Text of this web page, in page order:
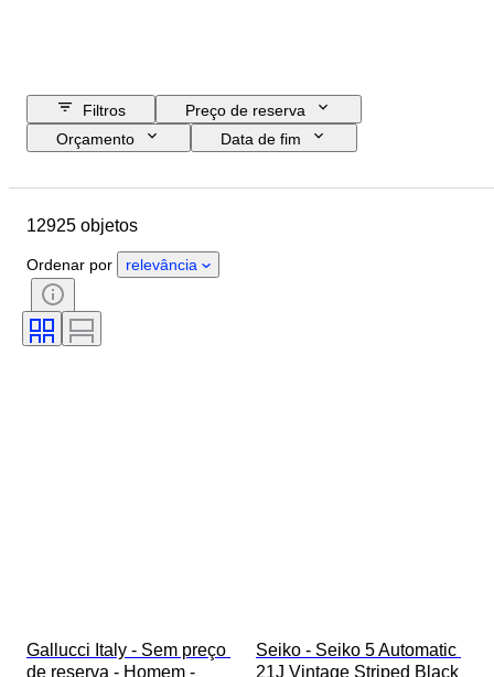
Filtros
Preço de reserva
Orçamento
Data de fim
Comprimento da bracelete do relógio
País de origem
Material
Género
Período
Edição
12925 objetos
Ordenar por relevância
Gallucci Italy - Sem preço
de reserva - Homem -
Seiko - Seiko 5 Automatic
21J Vintage Striped Black